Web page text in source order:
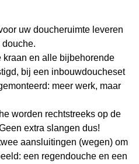
uw doucheruimte leveren
kraan en alle bijbehorende
bij een inbouwdoucheset
meer werk, maar
worden rechtstreeks op de
extra slangen dus!
aansluitingen (wegen) om
een regendouche en een